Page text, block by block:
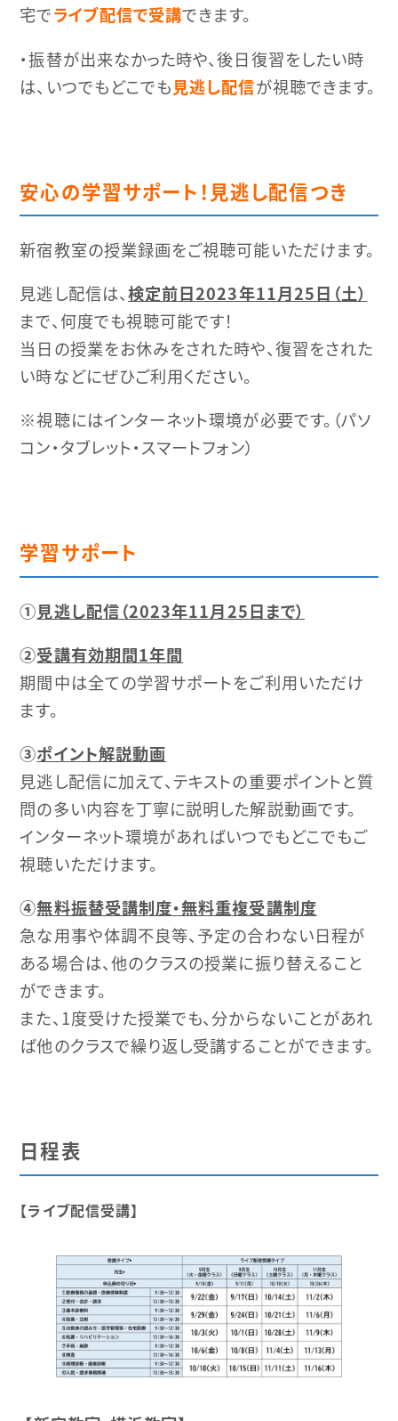
宅でライブ配信で受講できます。
・振替が出来なかった時や、後日復習をしたい時
は、いつでもどこでも見逃し配信が視聴できます。
安心の学習サポート！見逃し配信つき
新宿教室の授業録画をご視聴可能いただけます。
見逃し配信は、検定前日2023年11月25日（土）
まで、何度でも視聴可能です！
当日の授業をお休みをされた時や、復習をされた
い時などにぜひご利用ください。
※視聴にはインターネット環境が必要です。（パソ
コン・タブレット・スマートフォン）
学習サポート
①見逃し配信（2023年11月25日まで）
②受講有効期間1年間
期間中は全ての学習サポートをご利用いただけ
ます。
③ポイント解説動画
見逃し配信に加えて、テキストの重要ポイントと質
問の多い内容を丁寧に説明した解説動画です。
インターネット環境があればいつでもどこでもご
視聴いただけます。
④無料振替受講制度・無料重複受講制度
急な用事や体調不良等、予定の合わない日程が
ある場合は、他のクラスの授業に振り替えること
ができます。
また、1度受けた授業でも、分からないことがあれ
ば他のクラスで繰り返し受講することができます。
日程表
【ライブ配信受講】